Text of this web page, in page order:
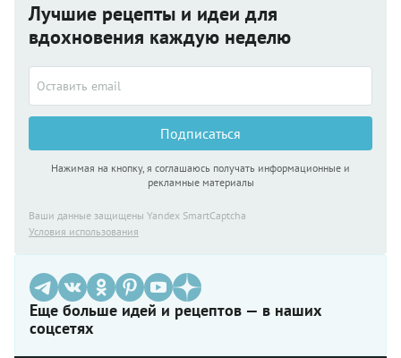
Лучшие рецепты и идеи для
вдохновения каждую неделю
Подписаться
Нажимая на кнопку, я соглашаюсь получать информационные и
рекламные материалы
Ваши данные защищены Yandex SmartCaptcha
Условия использования
Еще больше идей и рецептов — в наших
соцсетях